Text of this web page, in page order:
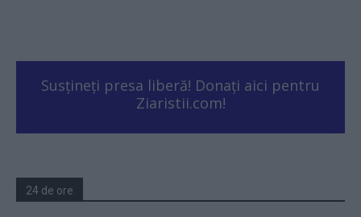
Susțineți presa liberă! Donați aici pentru
Ziaristii.com!
24 de ore